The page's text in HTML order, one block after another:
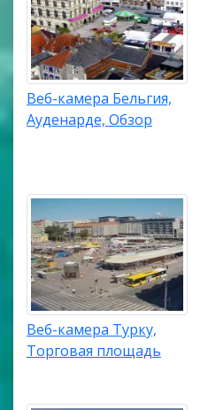
Веб-камера Бельгия,
Ауденарде, Обзор
Веб-камера Турку,
Торговая площадь